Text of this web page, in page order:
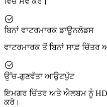
ਬਿਨਾਂ ਵਾਟਰਮਾਰਕ ਡਾਊਨਲੋਡਸ
ਵਾਟਰਮਾਰਕ ਤੋਂ ਬਿਨਾਂ ਸਾਫ਼
ਉੱਚ-ਗੁਣਵੱਤਾ ਆਉਟਪੁੱਟ
ਇਮਗਰ ਚਿੱਤਰ ਅਤੇ ਐਲਬਮ ਨੂੰ HD
ਕਰੋ।